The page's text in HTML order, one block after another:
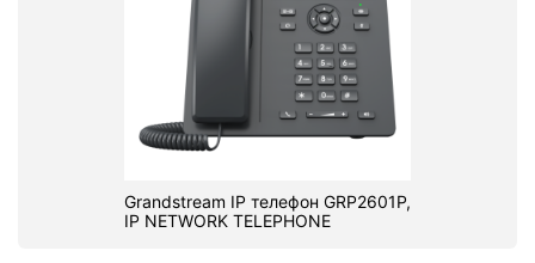
Grandstream IP телефон GRP2601P,
IP NETWORK TELEPHONE